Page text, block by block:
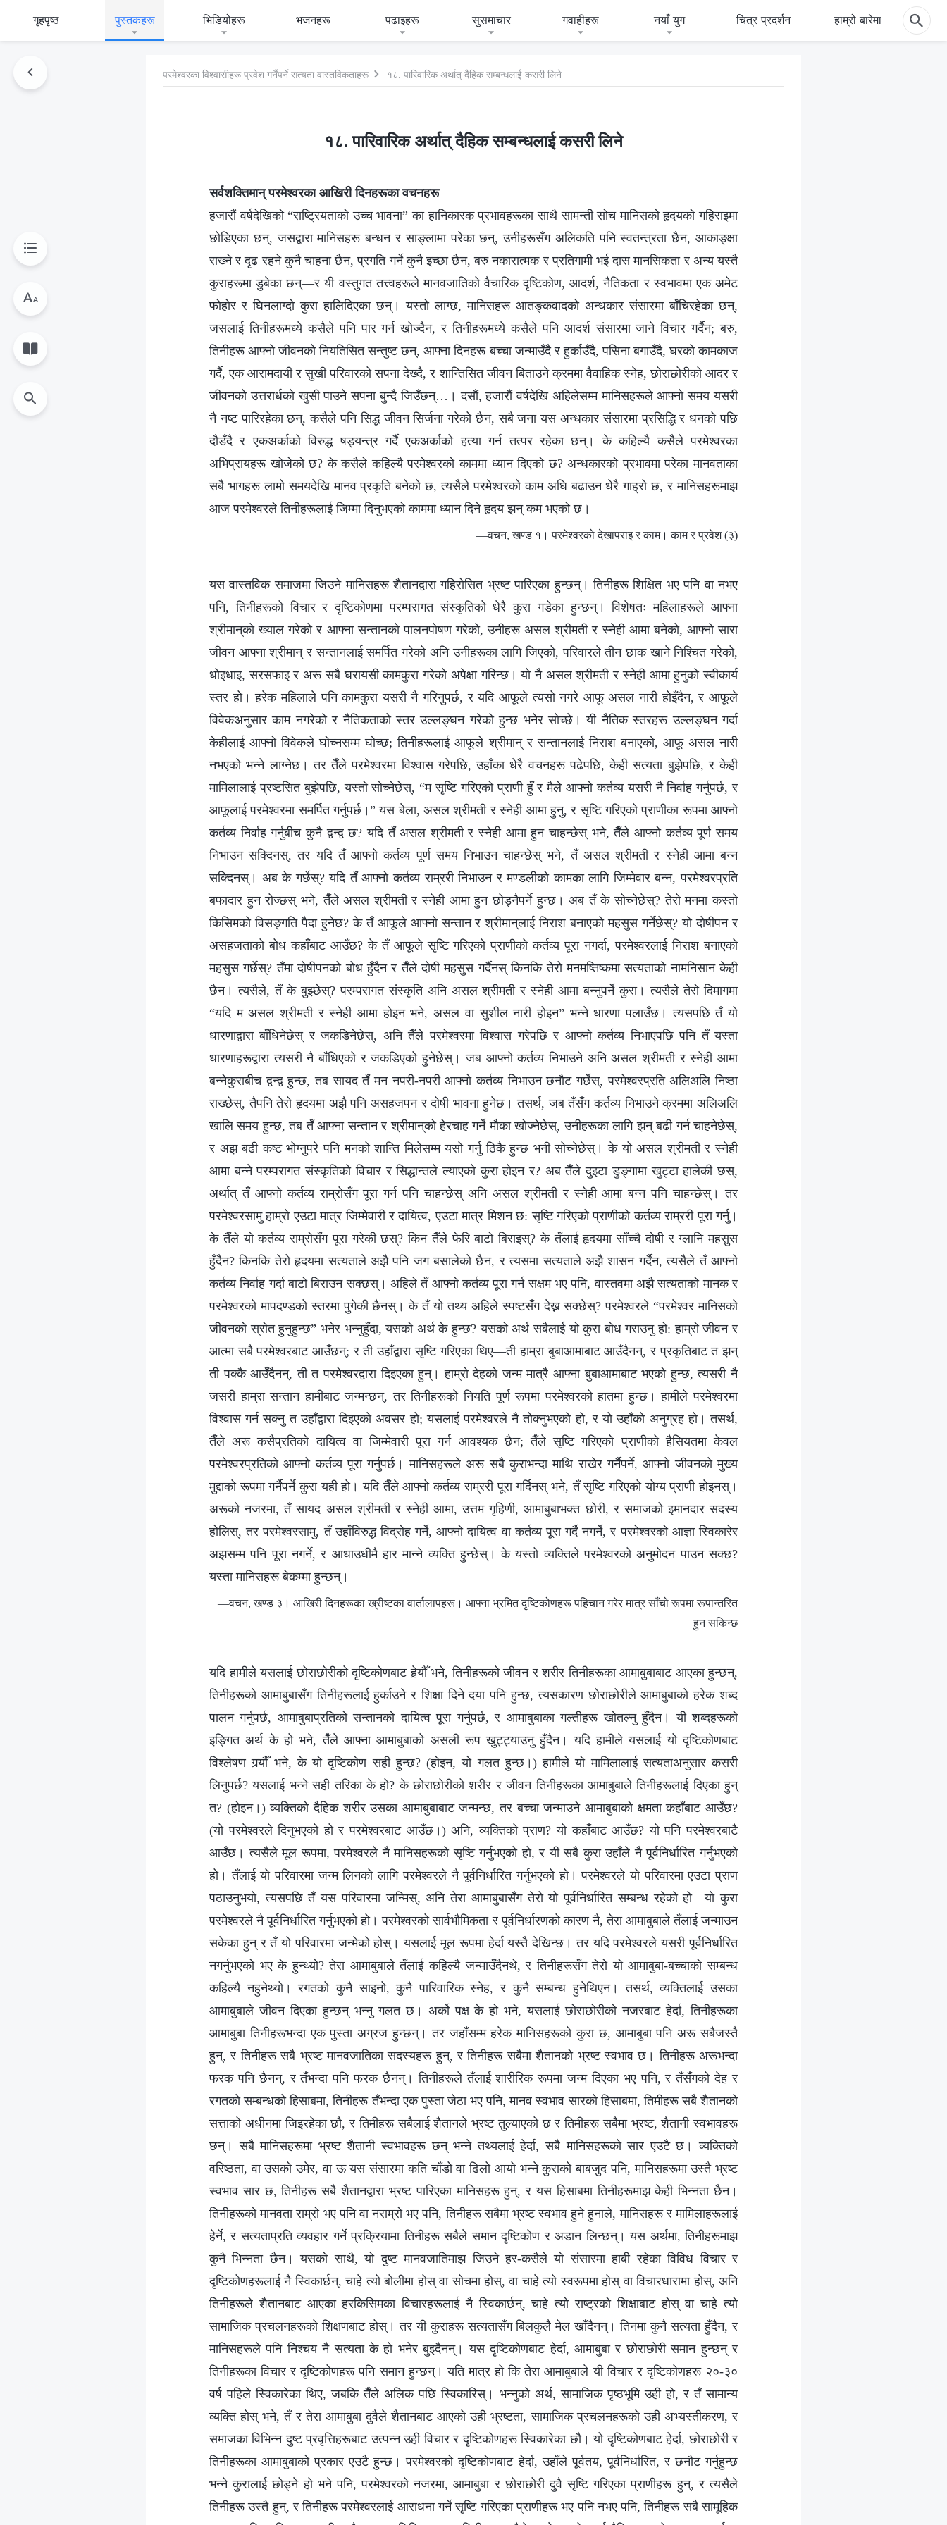
गृहपृष्ठ पुस्तकहरू भिडियोहरू भजनहरू पढाइहरू सुसमाचार गवाहीहरू नयाँ युग चित्र प्रदर्शन हाम्रो बारेमा
परमेश्‍वरका विश्‍वासीहरू प्रवेश गर्नैपर्ने सत्यता वास्तविकताहरू १८. पारिवारिक अर्थात् दैहिक सम्बन्धलाई कसरी लिने
१८. पारिवारिक अर्थात् दैहिक सम्बन्धलाई कसरी लिने
सर्वशक्तिमान् परमेश्‍वरका आखिरी दिनहरूका वचनहरू
हजारौं वर्षदेखिको “राष्ट्रियताको उच्‍च भावना” का हानिकारक प्रभावहरूका साथै सामन्ती सोच मानिसको हृदयको गहिराइमा
छोडिएका छन्, जसद्वारा मानिसहरू बन्धन र साङ्लामा परेका छन्, उनीहरूसँग अलिकति पनि स्वतन्त्रता छैन, आकाङ्क्षा
राख्‍ने र दृढ रहने कुनै चाहना छैन, प्रगति गर्ने कुनै इच्छा छैन, बरु नकारात्मक र प्रतिगामी भई दास मानसिकता र अन्य यस्तै
कुराहरूमा डुबेका छन्—र यी वस्तुगत तत्त्वहरूले मानवजातिको वैचारिक दृष्टिकोण, आदर्श, नैतिकता र स्वभावमा एक अमेट
फोहोर र घिनलाग्दो कुरा हालिदिएका छन्। यस्तो लाग्छ, मानिसहरू आतङ्कवादको अन्धकार संसारमा बाँचिरहेका छन्,
जसलाई तिनीहरूमध्ये कसैले पनि पार गर्न खोज्दैन, र तिनीहरूमध्ये कसैले पनि आदर्श संसारमा जाने विचार गर्दैन; बरु,
तिनीहरू आफ्नो जीवनको नियतिसित सन्तुष्ट छन्, आफ्ना दिनहरू बच्‍चा जन्माउँदै र हुर्काउँदै, पसिना बगाउँदै, घरको कामकाज
गर्दै, एक आरामदायी र सुखी परिवारको सपना देख्दै, र शान्तिसित जीवन बिताउने क्रममा वैवाहिक स्‍नेह, छोराछोरीको आदर र
जीवनको उत्तरार्धको खुसी पाउने सपना बुन्दै जिउँछन्…। दसौं, हजारौं वर्षदेखि अहिलेसम्‍म मानिसहरूले आफ्नो समय यसरी
नै नष्ट पारिरहेका छन्, कसैले पनि सिद्ध जीवन सिर्जना गरेको छैन, सबै जना यस अन्धकार संसारमा प्रसिद्धि र धनको पछि
दौडँदै र एकअर्काको विरुद्ध षड्यन्त्र गर्दै एकअर्काको हत्या गर्न तत्पर रहेका छन्। के कहिल्यै कसैले परमेश्‍वरका
अभिप्रायहरू खोजेको छ? के कसैले कहिल्यै परमेश्‍वरको काममा ध्यान दिएको छ? अन्धकारको प्रभावमा परेका मानवताका
सबै भागहरू लामो समयदेखि मानव प्रकृति बनेको छ, त्यसैले परमेश्‍वरको काम अघि बढाउन धेरै गाह्रो छ, र मानिसहरूमाझ
आज परमेश्‍वरले तिनीहरूलाई जिम्मा दिनुभएको काममा ध्यान दिने हृदय झन् कम भएको छ।
—वचन, खण्ड १। परमेश्‍वरको देखापराइ र काम। काम र प्रवेश (३)
यस वास्तविक समाजमा जिउने मानिसहरू शैतानद्वारा गहिरोसित भ्रष्ट पारिएका हुन्छन्। तिनीहरू शिक्षित भए पनि वा नभए
पनि, तिनीहरूको विचार र दृष्टिकोणमा परम्परागत संस्कृतिको धेरै कुरा गडेका हुन्छन्। विशेषतः महिलाहरूले आफ्ना
श्रीमान्‌को ख्याल गरेको र आफ्ना सन्तानको पालनपोषण गरेको, उनीहरू असल श्रीमती र स्नेही आमा बनेको, आफ्नो सारा
जीवन आफ्ना श्रीमान्‌ र सन्तानलाई समर्पित गरेको अनि उनीहरूका लागि जिएको, परिवारले तीन छाक खाने निश्चित गरेको,
धोइधाइ, सरसफाइ र अरू सबै घरायसी कामकुरा गरेको अपेक्षा गरिन्छ। यो नै असल श्रीमती र स्नेही आमा हुनुको स्वीकार्य
स्तर हो। हरेक महिलाले पनि कामकुरा यसरी नै गरिनुपर्छ, र यदि आफूले त्यसो नगरे आफू असल नारी होइँदैन, र आफूले
विवेकअनुसार काम नगरेको र नैतिकताको स्तर उल्लङ्घन गरेको हुन्छ भनेर सोच्छे। यी नैतिक स्तरहरू उल्लङ्घन गर्दा
केहीलाई आफ्नो विवेकले घोच्नसम्म घोच्छ; तिनीहरूलाई आफूले श्रीमान्‌ र सन्तानलाई निराश बनाएको, आफू असल नारी
नभएको भन्‍ने लाग्नेछ। तर तैँले परमेश्‍वरमा विश्‍वास गरेपछि, उहाँका धेरै वचनहरू पढेपछि, केही सत्यता बुझेपछि, र केही
मामिलालाई प्रष्टसित बुझेपछि, यस्तो सोच्नेछेस्, “म सृष्टि गरिएको प्राणी हुँ र मैले आफ्नो कर्तव्य यसरी नै निर्वाह गर्नुपर्छ, र
आफूलाई परमेश्‍वरमा समर्पित गर्नुपर्छ।” यस बेला, असल श्रीमती र स्नेही आमा हुनु, र सृष्टि गरिएको प्राणीका रूपमा आफ्नो
कर्तव्य निर्वाह गर्नुबीच कुनै द्वन्द्व छ? यदि तँ असल श्रीमती र स्नेही आमा हुन चाहन्छेस् भने, तैँले आफ्नो कर्तव्य पूर्ण समय
निभाउन सक्दिनस्, तर यदि तँ आफ्नो कर्तव्य पूर्ण समय निभाउन चाहन्छेस् भने, तँ असल श्रीमती र स्नेही आमा बन्न
सक्दिनस्। अब के गर्छेस्? यदि तँ आफ्नो कर्तव्य राम्ररी निभाउन र मण्डलीको कामका लागि जिम्मेवार बन्न, परमेश्‍वरप्रति
बफादार हुन रोज्छस् भने, तैँले असल श्रीमती र स्नेही आमा हुन छोड्नैपर्ने हुन्छ। अब तँ के सोच्नेछेस्? तेरो मनमा कस्तो
किसिमको विसङ्गति पैदा हुनेछ? के तँ आफूले आफ्नो सन्तान र श्रीमान्‌लाई निराश बनाएको महसुस गर्नेछेस्? यो दोषीपन र
असहजताको बोध कहाँबाट आउँछ? के तँ आफूले सृष्टि गरिएको प्राणीको कर्तव्य पूरा नगर्दा, परमेश्‍वरलाई निराश बनाएको
महसुस गर्छेस्? तँमा दोषीपनको बोध हुँदैन र तैँले दोषी महसुस गर्दैनस् किनकि तेरो मनमष्तिष्कमा सत्यताको नामनिसान केही
छैन। त्यसैले, तँ के बुझ्छेस्? परम्परागत संस्कृति अनि असल श्रीमती र स्नेही आमा बन्‍नुपर्ने कुरा। त्यसैले तेरो दिमागमा
“यदि म असल श्रीमती र स्नेही आमा होइन भने, असल वा सुशील नारी होइन” भन्‍ने धारणा पलाउँछ। त्यसपछि तँ यो
धारणाद्वारा बाँधिनेछेस् र जकडिनेछेस्, अनि तैँले परमेश्‍वरमा विश्‍वास गरेपछि र आफ्नो कर्तव्य निभाएपछि पनि तँ यस्ता
धारणाहरूद्वारा त्यसरी नै बाँधिएको र जकडिएको हुनेछेस्। जब आफ्नो कर्तव्य निभाउने अनि असल श्रीमती र स्नेही आमा
बन्नेकुराबीच द्वन्द्व हुन्छ, तब सायद तँ मन नपरी-नपरी आफ्नो कर्तव्य निभाउन छनौट गर्छेस्, परमेश्‍वरप्रति अलिअलि निष्ठा
राख्छेस्, तैपनि तेरो हृदयमा अझै पनि असहजपन र दोषी भावना हुनेछ। तसर्थ, जब तँसँग कर्तव्य निभाउने क्रममा अलिअलि
खालि समय हुन्छ, तब तँ आफ्ना सन्तान र श्रीमान्‌को हेरचाह गर्ने मौका खोज्नेछेस्, उनीहरूका लागि झन् बढी गर्न चाहनेछेस्,
र अझ बढी कष्ट भोग्नुपरे पनि मनको शान्ति मिलेसम्म यसो गर्नु ठिकै हुन्छ भनी सोच्नेछेस्। के यो असल श्रीमती र स्नेही
आमा बन्ने परम्परागत संस्कृतिको विचार र सिद्धान्तले ल्याएको कुरा होइन र? अब तैँले दुइटा डुङ्गामा खुट्टा हालेकी छस्,
अर्थात् तँ आफ्नो कर्तव्य राम्रोसँग पूरा गर्न पनि चाहन्छेस् अनि असल श्रीमती र स्नेही आमा बन्न पनि चाहन्छेस्। तर
परमेश्‍वरसामु हाम्रो एउटा मात्र जिम्मेवारी र दायित्व, एउटा मात्र मिशन छ: सृष्टि गरिएको प्राणीको कर्तव्य राम्ररी पूरा गर्नु।
के तैँले यो कर्तव्य राम्रोसँग पूरा गरेकी छस्? किन तैँले फेरि बाटो बिराइस्? के तँलाई हृदयमा साँच्चै दोषी र ग्लानि महसुस
हुँदैन? किनकि तेरो हृदयमा सत्यताले अझै पनि जग बसालेको छैन, र त्यसमा सत्यताले अझै शासन गर्दैन, त्यसैले तँ आफ्नो
कर्तव्य निर्वाह गर्दा बाटो बिराउन सक्छस्। अहिले तँ आफ्नो कर्तव्य पूरा गर्न सक्षम भए पनि, वास्तवमा अझै सत्यताको मानक र
परमेश्‍वरको मापदण्डको स्तरमा पुगेकी छैनस्। के तँ यो तथ्य अहिले स्पष्टसँग देख्न सक्छेस्? परमेश्‍वरले “परमेश्‍वर मानिसको
जीवनको स्रोत हुनुहुन्छ” भनेर भन्नुहुँदा, यसको अर्थ के हुन्छ? यसको अर्थ सबैलाई यो कुरा बोध गराउनु हो: हाम्रो जीवन र
आत्मा सबै परमेश्‍वरबाट आउँछन्; र ती उहाँद्वारा सृष्टि गरिएका थिए—ती हाम्रा बुबाआमाबाट आउँदैनन्, र प्रकृतिबाट त झन्
ती पक्कै आउँदैनन्, ती त परमेश्‍वरद्वारा दिइएका हुन्। हाम्रो देहको जन्म मात्रै आफ्ना बुबाआमाबाट भएको हुन्छ, त्यसरी नै
जसरी हाम्रा सन्तान हामीबाट जन्मन्छन्, तर तिनीहरूको नियति पूर्ण रूपमा परमेश्‍वरको हातमा हुन्छ। हामीले परमेश्‍वरमा
विश्‍वास गर्न सक्नु त उहाँद्वारा दिइएको अवसर हो; यसलाई परमेश्‍वरले नै तोक्‍नुभएको हो, र यो उहाँको अनुग्रह हो। तसर्थ,
तैँले अरू कसैप्रतिको दायित्व वा जिम्मेवारी पूरा गर्न आवश्यक छैन; तैँले सृष्टि गरिएको प्राणीको हैसियतमा केवल
परमेश्‍वरप्रतिको आफ्नो कर्तव्य पूरा गर्नुपर्छ। मानिसहरूले अरू सबै कुराभन्दा माथि राखेर गर्नैपर्ने, आफ्नो जीवनको मुख्य
मुद्दाको रूपमा गर्नैपर्ने कुरा यही हो। यदि तैँले आफ्‍नो कर्तव्य राम्ररी पूरा गर्दिनस् भने, तँ सृष्टि गरिएको योग्य प्राणी होइनस्।
अरूको नजरमा, तँ सायद असल श्रीमती र स्नेही आमा, उत्तम गृहिणी, आमाबुबाभक्त छोरी, र समाजको इमानदार सदस्य
होलिस्, तर परमेश्‍वरसामु, तँ उहाँविरुद्ध विद्रोह गर्ने, आफ्‍नो दायित्व वा कर्तव्य पूरा गर्दै नगर्ने, र परमेश्‍वरको आज्ञा स्विकारेर
अझसम्म पनि पूरा नगर्ने, र आधाउधीमै हार मान्ने व्यक्ति हुन्छेस्। के यस्तो व्यक्तिले परमेश्‍वरको अनुमोदन पाउन सक्छ?
यस्ता मानिसहरू बेकम्मा हुन्छन्।
—वचन, खण्ड ३। आखिरी दिनहरूका ख्रीष्टका वार्तालापहरू। आफ्ना भ्रमित दृष्टिकोणहरू पहिचान गरेर मात्र साँचो रूपमा रूपान्तरित
हुन सकिन्छ
यदि हामीले यसलाई छोराछोरीको दृष्टिकोणबाट हेर्‍यौँ भने, तिनीहरूको जीवन र शरीर तिनीहरूका आमाबुबाबाट आएका हुन्छन्,
तिनीहरूको आमाबुबासँग तिनीहरूलाई हुर्काउने र शिक्षा दिने दया पनि हुन्छ, त्यसकारण छोराछोरीले आमाबुबाको हरेक शब्‍द
पालन गर्नुपर्छ, आमाबुबाप्रतिको सन्तानको दायित्व पूरा गर्नुपर्छ, र आमाबुबाका गल्तीहरू खोतल्‍नु हुँदैन। यी शब्दहरूको
इङ्गित अर्थ के हो भने, तैँले आफ्ना आमाबुबाको असली रूप खुट्ट्याउनु हुँदैन। यदि हामीले यसलाई यो दृष्टिकोणबाट
विश्‍लेषण गर्‍यौँ भने, के यो दृष्टिकोण सही हुन्छ? (होइन, यो गलत हुन्छ।) हामीले यो मामिलालाई सत्यताअनुसार कसरी
लिनुपर्छ? यसलाई भन्‍ने सही तरिका के हो? के छोराछोरीको शरीर र जीवन तिनीहरूका आमाबुबाले तिनीहरूलाई दिएका हुन्
त? (होइन।) व्यक्तिको दैहिक शरीर उसका आमाबुबाबाट जन्मन्छ, तर बच्‍चा जन्माउने आमाबुबाको क्षमता कहाँबाट आउँछ?
(यो परमेश्‍वरले दिनुभएको हो र परमेश्‍वरबाट आउँछ।) अनि, व्यक्तिको प्राण? यो कहाँबाट आउँछ? यो पनि परमेश्‍वरबाटै
आउँछ। त्यसैले मूल रूपमा, परमेश्‍वरले नै मानिसहरूको सृष्टि गर्नुभएको हो, र यी सबै कुरा उहाँले नै पूर्वनिर्धारित गर्नुभएको
हो। तँलाई यो परिवारमा जन्म लिनको लागि परमेश्‍वरले नै पूर्वनिर्धारित गर्नुभएको हो। परमेश्‍वरले यो परिवारमा एउटा प्राण
पठाउनुभयो, त्यसपछि तँ यस परिवारमा जन्मिस्, अनि तेरा आमाबुबासँग तेरो यो पूर्वनिर्धारित सम्बन्ध रहेको हो—यो कुरा
परमेश्‍वरले नै पूर्वनिर्धारित गर्नुभएको हो। परमेश्‍वरको सार्वभौमिकता र पूर्वनिर्धारणको कारण नै, तेरा आमाबुबाले तँलाई जन्माउन
सकेका हुन् र तँ यो परिवारमा जन्‍मेको होस्। यसलाई मूल रूपमा हेर्दा यस्तै देखिन्छ। तर यदि परमेश्‍वरले यसरी पूर्वनिर्धारित
नगर्नुभएको भए के हुन्थ्यो? तेरा आमाबुबाले तँलाई कहिल्यै जन्माउँदैनथे, र तिनीहरूसँग तेरो यो आमाबुबा-बच्‍चाको सम्‍बन्ध
कहिल्यै नहुनेथ्यो। रगतको कुनै साइनो, कुनै पारिवारिक स्‍नेह, र कुनै सम्बन्ध हुनेथिएन। तसर्थ, व्यक्तिलाई उसका
आमाबुबाले जीवन दिएका हुन्छन् भन्‍नु गलत छ। अर्को पक्ष के हो भने, यसलाई छोराछोरीको नजरबाट हेर्दा, तिनीहरूका
आमाबुबा तिनीहरूभन्दा एक पुस्ता अग्रज हुन्छन्। तर जहाँसम्म हरेक मानिसहरूको कुरा छ, आमाबुबा पनि अरू सबैजस्तै
हुन्, र तिनीहरू सबै भ्रष्ट मानवजातिका सदस्यहरू हुन्, र तिनीहरू सबैमा शैतानको भ्रष्ट स्वभाव छ। तिनीहरू अरूभन्दा
फरक पनि छैनन्, र तँभन्दा पनि फरक छैनन्। तिनीहरूले तँलाई शारीरिक रूपमा जन्म दिएका भए पनि, र तँसँगको देह र
रगतको सम्बन्धको हिसाबमा, तिनीहरू तँभन्दा एक पुस्ता जेठा भए पनि, मानव स्वभाव सारको हिसाबमा, तिमीहरू सबै शैतानको
सत्ताको अधीनमा जिइरहेका छौ, र तिमीहरू सबैलाई शैतानले भ्रष्ट तुल्याएको छ र तिमीहरू सबैमा भ्रष्ट, शैतानी स्वभावहरू
छन्। सबै मानिसहरूमा भ्रष्ट शैतानी स्वभावहरू छन् भन्‍ने तथ्यलाई हेर्दा, सबै मानिसहरूको सार एउटै छ। व्यक्तिको
वरिष्ठता, वा उसको उमेर, वा ऊ यस संसारमा कति चाँडो वा ढिलो आयो भन्‍ने कुराको बाबजुद पनि, मानिसहरूमा उस्तै भ्रष्ट
स्वभाव सार छ, तिनीहरू सबै शैतानद्वारा भ्रष्ट पारिएका मानिसहरू हुन्, र यस हिसाबमा तिनीहरूमाझ केही भिन्‍नता छैन।
तिनीहरूको मानवता राम्रो भए पनि वा नराम्रो भए पनि, तिनीहरू सबैमा भ्रष्ट स्वभाव हुने हुनाले, मानिसहरू र मामिलाहरूलाई
हेर्ने, र सत्यताप्रति व्यवहार गर्ने प्रक्रियामा तिनीहरू सबैले समान दृष्टिकोण र अडान लिन्छन्। यस अर्थमा, तिनीहरूमाझ
कुनै भिन्‍नता छैन। यसको साथै, यो दुष्ट मानवजातिमाझ जिउने हर-कसैले यो संसारमा हाबी रहेका विविध विचार र
दृष्टिकोणहरूलाई नै स्विकार्छन्, चाहे त्यो बोलीमा होस् वा सोचमा होस्, वा चाहे त्यो स्वरूपमा होस् वा विचारधारामा होस्, अनि
तिनीहरूले शैतानबाट आएका हरकिसिमका विचारहरूलाई नै स्विकार्छन्, चाहे त्यो राष्ट्रको शिक्षाबाट होस् वा चाहे त्यो
सामाजिक प्रचलनहरूको शिक्षणबाट होस्। तर यी कुराहरू सत्यतासँग बिलकुलै मेल खाँदैनन्। तिनमा कुनै सत्यता हुँदैन, र
मानिसहरूले पनि निश्‍चय नै सत्यता के हो भनेर बुझ्दैनन्। यस दृष्टिकोणबाट हेर्दा, आमाबुबा र छोराछोरी समान हुन्छन् र
तिनीहरूका विचार र दृष्टिकोणहरू पनि समान हुन्छन्। यति मात्र हो कि तेरा आमाबुबाले यी विचार र दृष्टिकोणहरू २०-३०
वर्ष पहिले स्विकारेका थिए, जबकि तैँले अलिक पछि स्विकारिस्। भन्‍नुको अर्थ, सामाजिक पृष्ठभूमि उही हो, र तँ सामान्य
व्यक्ति होस् भने, तँ र तेरा आमाबुबा दुवैले शैतानबाट आएको उही भ्रष्टता, सामाजिक प्रचलनहरूको उही अभ्यस्तीकरण, र
समाजका विभिन्‍न दुष्ट प्रवृत्तिहरूबाट उत्पन्‍न उही विचार र दृष्टिकोणहरू स्विकारेका छौ। यो दृष्टिकोणबाट हेर्दा, छोराछोरी र
तिनीहरूका आमाबुबाको प्रकार एउटै हुन्छ। परमेश्‍वरको दृष्टिकोणबाट हेर्दा, उहाँले पूर्वतय, पूर्वनिर्धारित, र छनौट गर्नुहुन्छ
भन्‍ने कुरालाई छोड्ने हो भने पनि, परमेश्‍वरको नजरमा, आमाबुबा र छोराछोरी दुवै सृष्टि गरिएका प्राणीहरू हुन्, र त्यसैले
तिनीहरू उस्तै हुन्, र तिनीहरू परमेश्‍वरलाई आराधना गर्ने सृष्टि गरिएका प्राणीहरू भए पनि नभए पनि, तिनीहरू सबै सामूहिक